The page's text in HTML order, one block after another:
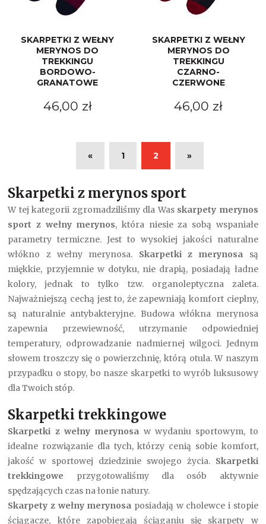
SKARPETKI Z WEŁNY
MERYNOS DO
TREKKINGU
BORDOWO-
GRANATOWE
46,00 zł
SKARPETKI Z WEŁNY
MERYNOS DO
TREKKINGU
CZARNO-
CZERWONE
46,00 zł
« 1 2 »
Skarpetki z merynos sport
W tej kategorii zgromadziliśmy dla Was skarpety merynos
sport z wełny merynos, która niesie za sobą wspaniałe
parametry termiczne. Jest to wysokiej jakości naturalne
włókno z wełny merynosa. Skarpetki z merynosa są
miękkie, przyjemnie w dotyku, nie drapią, posiadają ładne
kolory, jednak to tylko tzw. organoleptyczna zaleta.
Najważniejszą cechą jest to, że zapewniają komfort cieplny,
są naturalnie antybakteryjne. Budowa włókna merynosa
zapewnia przewiewność, utrzymanie odpowiedniej
temperatury, odprowadzanie nadmiernej wilgoci. Jednym
słowem troszczy się o powierzchnię, którą otula. W naszym
przypadku o stopy, bo nasze skarpetki to wyrób luksusowy
dla Twoich stóp.
Skarpetki trekkingowe
Skarpetki z wełny merynosa w wydaniu sportowym, to
idealne rozwiązanie dla tych, którzy cenią sobie komfort,
jakość w sportowej dziedzinie swojego życia. Skarpetki
trekkingowe przygotowaliśmy dla osób aktywnie
spędzających czas na łonie natury.
Skarpety z wełny merynosa posiadają w cholewce i stopie
ściągacze, które zapobiegają ściąganiu się skarpety w